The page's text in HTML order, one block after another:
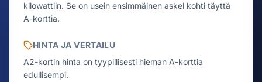
kilowattiin. Se on usein ensimmäinen askel kohti täyttä
A-korttia.
HINTA JA VERTAILU
A2-kortin hinta on tyypillisesti hieman A-korttia
edullisempi.